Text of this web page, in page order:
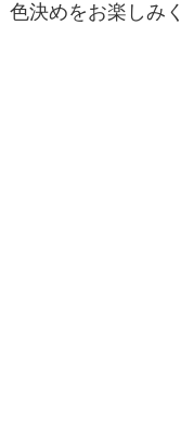
決めをお楽しみ